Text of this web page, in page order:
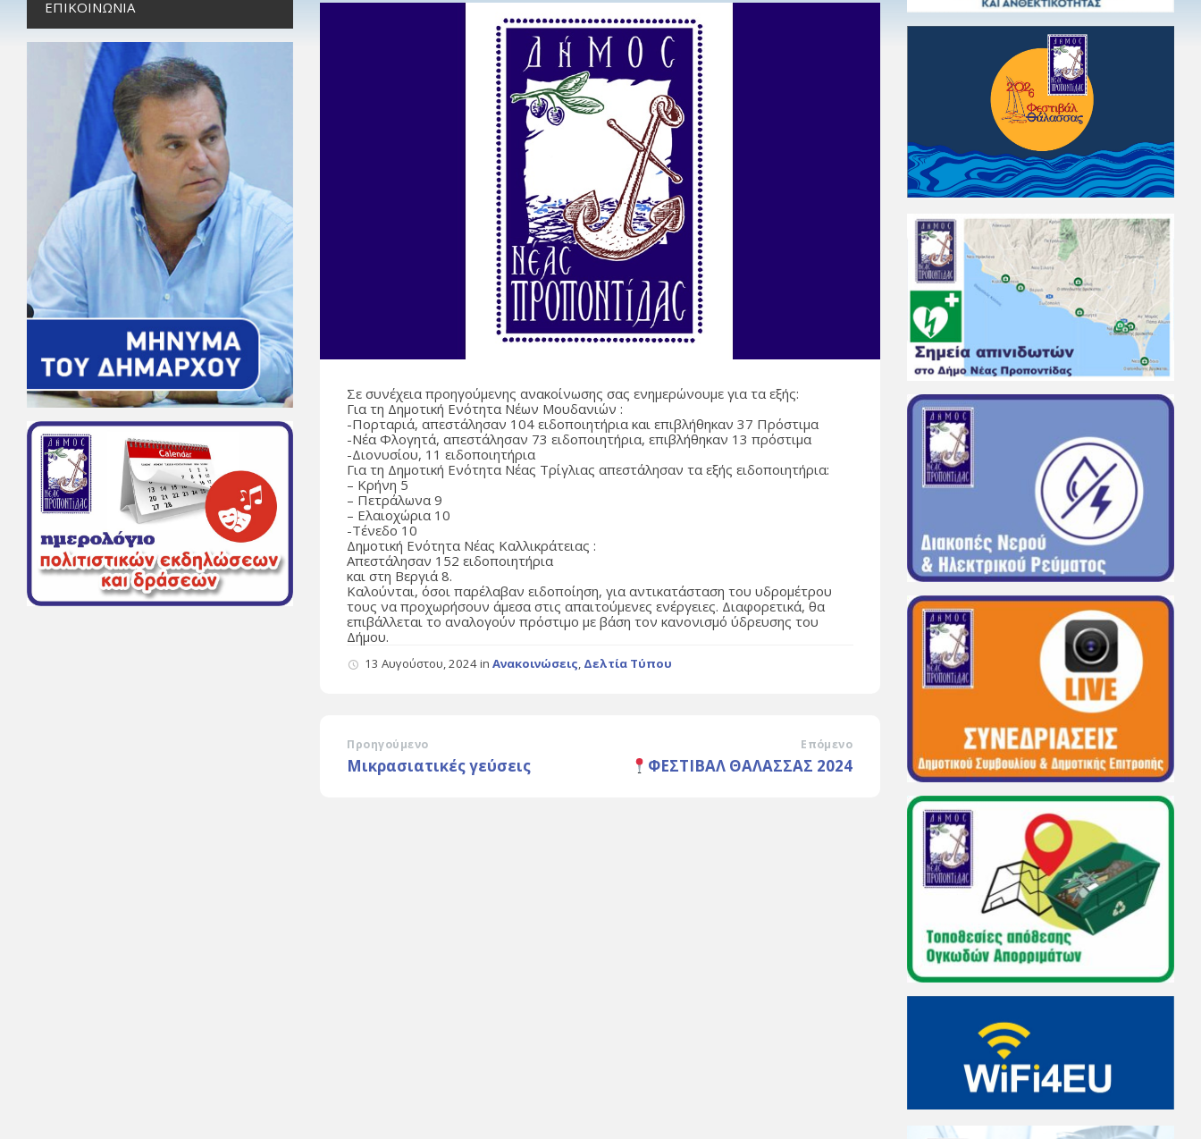
Σε συνέχεια προηγούμενης ανακοίνωσης σας ενημερώνουμε για τα εξής:
Για τη Δημοτική Ενότητα Νέων Μουδανιών :
-Πορταριά, απεστάλησαν 104 ειδοποιητήρια και επιβλήθηκαν 37 Πρόστιμα
-Νέα Φλογητά, απεστάλησαν 73 ειδοποιητήρια, επιβλήθηκαν 13 πρόστιμα
-Διονυσίου, 11 ειδοποιητήρια
Για τη Δημοτική Ενότητα Νέας Τρίγλιας απεστάλησαν τα εξής ειδοποιητήρια:
– Κρήνη 5
– Πετράλωνα 9
– Ελαιοχώρια 10
-Τένεδο 10
Δημοτική Ενότητα Νέας Καλλικράτειας :
Απεστάλησαν 152 ειδοποιητήρια
και στη Βεργιά 8.
Καλούνται, όσοι παρέλαβαν ειδοποίηση, για αντικατάσταση του υδρομέτρου
τους να προχωρήσουν άμεσα στις απαιτούμενες ενέργειες. Διαφορετικά, θα
επιβάλλεται το αναλογούν πρόστιμο με βάση τον κανονισμό ύδρευσης του
Δήμου.
13 Αυγούστου, 2024inΑνακοινώσεις, Δελτία Τύπου
Προηγούμενο
Μικρασιατικές γεύσεις
Επόμενο
ΦΕΣΤΙΒΑΛ ΘΑΛΑΣΣΑΣ 2024
ΕΠΙΚΟΙΝΩΝΊΑ